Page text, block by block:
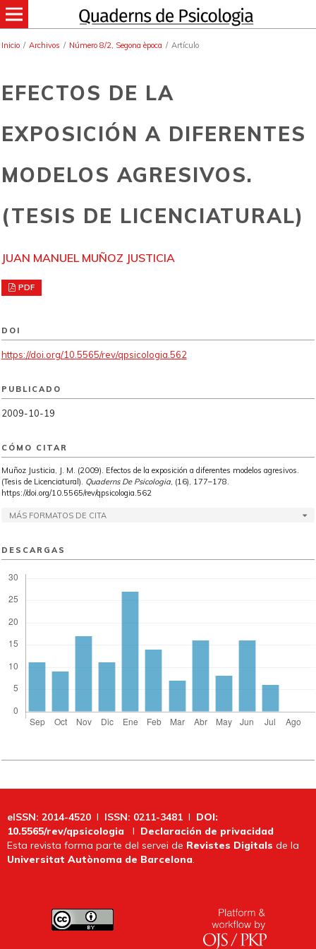
Inicio / Archivos / Número 8/2, Segona època / Artículo
EFECTOS DE LA
EXPOSICIÓN A DIFERENTES
MODELOS AGRESIVOS.
(TESIS DE LICENCIATURAL)
JUAN MANUEL MUÑOZ JUSTICIA
PDF
DOI
https://doi.org/10.5565/rev/qpsicologia.562
PUBLICADO
2009-10-19
CÓMO CITAR
Muñoz Justicia, J. M. (2009). Efectos de la exposición a diferentes modelos agresivos.
(Tesis de Licenciatural). Quaderns De Psicologia, (16), 177–178.
https://doi.org/10.5565/rev/qpsicologia.562
MÁS FORMATOS DE CITA
DESCARGAS
eISSN: 2014-4520 I ISSN: 0211-3481 I DOI:
10.5565/rev/qpsicologia I Declaración de privacidad
Esta revista forma parte del servei de Revistes Digitals de la
Universitat Autònoma de Barcelona.